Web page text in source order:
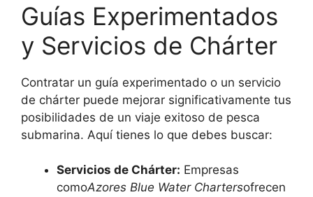
Guías Experimentados
y Servicios de Chárter
Contratar un guía experimentado o un servicio
de chárter puede mejorar significativamente tus
posibilidades de un viaje exitoso de pesca
submarina. Aquí tienes lo que debes buscar:
Servicios de Chárter: Empresas
comoAzores Blue Water Chartersofrecen